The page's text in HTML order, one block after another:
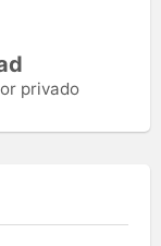
privado